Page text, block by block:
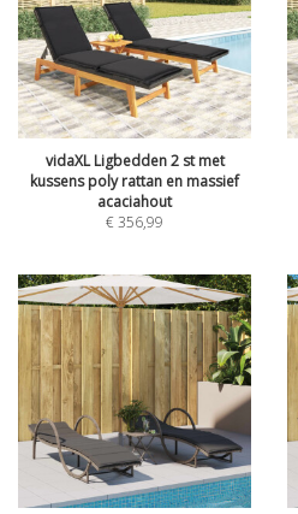
vidaXL Ligbedden 2 st met
kussens poly rattan en massief
acaciahout
€356,99